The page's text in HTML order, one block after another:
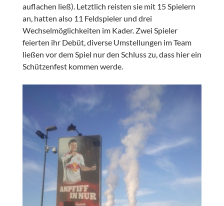
auflachen ließ). Letztlich reisten sie mit 15 Spielern
an, hatten also 11 Feldspieler und drei
Wechselmöglichkeiten im Kader. Zwei Spieler
feierten ihr Debüt, diverse Umstellungen im Team
ließen vor dem Spiel nur den Schluss zu, dass hier ein
Schützenfest kommen werde.